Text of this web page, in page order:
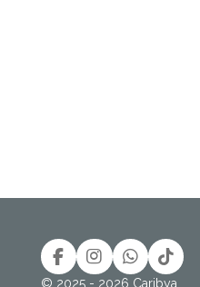
F
a
I
n
W
h
T
i
© 2025 - 2026 Caribya